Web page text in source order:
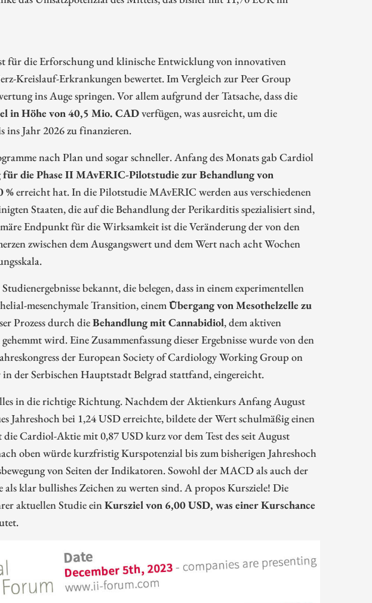
für die Erforschung und klinische Entwicklung von innovativen
Kreislauf-Erkrankungen bewertet. Im Vergleich zur Peer Group
ins Auge springen. Vor allem aufgrund der Tatsache, dass die
in Höhe von 40,5 Mio. CADverfügen, was ausreicht, um die
ins Jahr 2026 zu finanzieren.
nach Plan und sogar schneller. Anfang des Monats gab Cardiol
die Phase II MAvERIC-Pilotstudie zur Behandlung von
%erreicht hat. In die Pilotstudie MAvERIC werden aus verschiedenen
Staaten, die auf die Behandlung der Perikarditis spezialisiert sind,
Endpunkt für die Wirksamkeit ist die Veränderung der von den
zwischen dem Ausgangswert und dem Wert nach acht Wochen
bekannt, die belegen, dass in einem experimentellen
mesenchymale Transition, einemÜbergang von Mesothelzelle zu
Prozess durch dieBehandlung mit Cannabidiol, dem aktiven
wird. Eine Zusammenfassung dieser Ergebnisse wurde von den
der European Society of Cardiology Working Group on
der Serbischen Hauptstadt Belgrad stattfand, eingereicht.
in die richtige Richtung. Nachdem der Aktienkurs Anfang August
Jahreshoch bei 1,24 USD erreichte, bildete der Wert schulmäßig einen
Cardiol-Aktie mit 0,87 USD kurz vor dem Test des seit August
oben würde kurzfristig Kurspotenzial bis zum bisherigen Jahreshoch
von Seiten der Indikatoren. Sowohl der MACD als auch der
klar bullishes Zeichen zu werten sind. A propos Kursziele! Die
aktuellen Studie einKursziel von 6,00 USD, was einer Kurschance